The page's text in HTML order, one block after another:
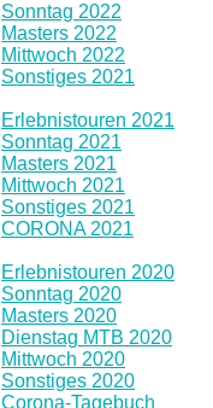
Sonntag 2022
Masters 2022
Mittwoch 2022
Sonstiges 2021
Erlebnistouren 2021
Sonntag 2021
Masters 2021
Mittwoch 2021
Sonstiges 2021
CORONA 2021
Erlebnistouren 2020
Sonntag 2020
Masters 2020
Dienstag MTB 2020
Mittwoch 2020
Sonstiges 2020
Corona-Tagebuch